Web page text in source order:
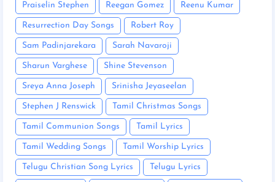
Praiselin Stephen Reegan Gomez Reenu Kumar
Resurrection Day Songs Robert Roy
Sam Padinjarekara Sarah Navaroji
Sharun Varghese Shine Stevenson
Sreya Anna Joseph Srinisha Jeyaseelan
Stephen J Renswick Tamil Christmas Songs
Tamil Communion Songs Tamil Lyrics
Tamil Wedding Songs Tamil Worship Lyrics
Telugu Christian Song Lyrics Telugu Lyrics